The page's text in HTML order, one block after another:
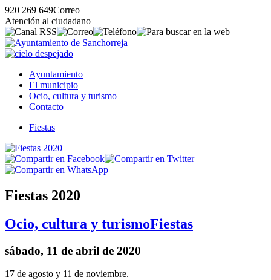
920 269 649Correo
Atención al ciudadano
Ayuntamiento
El municipio
Ocio, cultura y turismo
Contacto
Fiestas
Fiestas 2020
Ocio, cultura y turismoFiestas
sábado, 11 de abril de 2020
17 de agosto y 11 de noviembre.